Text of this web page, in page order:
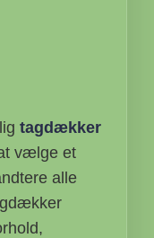
tagdækker
vælge et
alle